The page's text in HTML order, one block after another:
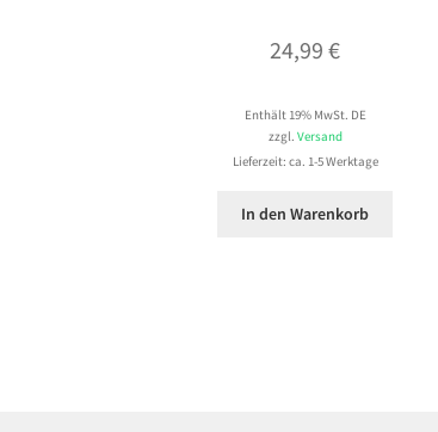
24,99€
Enthält 19% MwSt. DE
zzgl. Versand
Lieferzeit: ca. 1-5 Werktage
In den Warenkorb